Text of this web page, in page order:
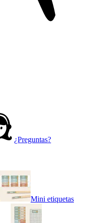
¿Preguntas?
Mini etiquetas